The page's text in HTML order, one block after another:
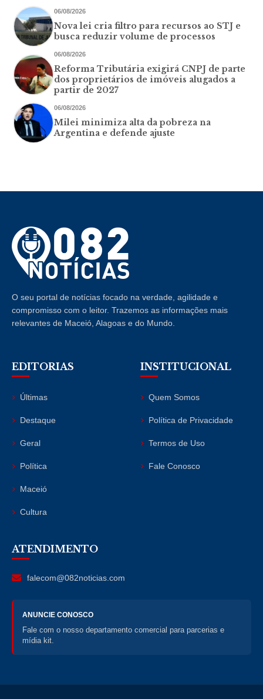
06/08/2026
Nova lei cria filtro para recursos ao STJ e
busca reduzir volume de processos
06/08/2026
Reforma Tributária exigirá CNPJ de parte
dos proprietários de imóveis alugados a
partir de 2027
06/08/2026
Milei minimiza alta da pobreza na
Argentina e defende ajuste
O seu portal de notícias focado na verdade, agilidade e
compromisso com o leitor. Trazemos as informações mais
relevantes de Maceió, Alagoas e do Mundo.
EDITORIAS
Últimas
Destaque
Geral
Política
Maceió
Cultura
INSTITUCIONAL
Quem Somos
Política de Privacidade
Termos de Uso
Fale Conosco
ATENDIMENTO
falecom@082noticias.com
ANUNCIE CONOSCO
Fale com o nosso departamento comercial para parcerias e
mídia kit.